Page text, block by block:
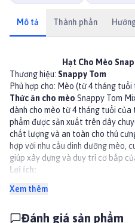
Mô tả Thành phần
Hạt Cho Mèo
Thương hiệu: Snappy Tom
Phù hợp cho: Mèo (từ 4 tháng
Thức ăn cho mèo Snappy Tom
dành cho mèo từ 4 tháng tuổi của
phẩm được sản xuất trên dây
chất lượng và an toàn cho thú
hợp với nhu cầu dinh dưỡng mèo,
giúp xây dựng và duy trì cơ bắp
Lợi ích:
thành.
Giảm mùi hôi của phân.
Xem thêm
Đánh giá sản phẩm